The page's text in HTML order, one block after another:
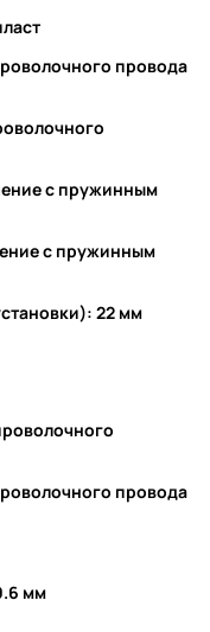
провода
с пружинным
с пружинным
22 мм
провода
мм